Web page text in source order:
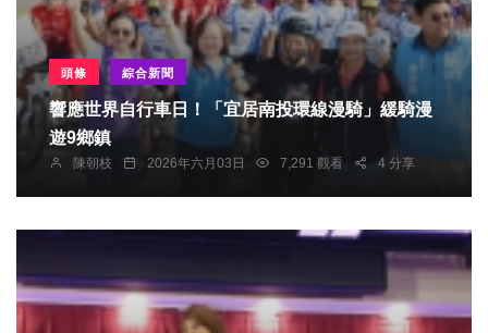
頭條 綜合新聞
響應世界自行車日！「宜居南投環線漫騎」緩騎漫
遊9鄉鎮
陳朝枝 2026年六月03日 7,291 觀看 4 分享